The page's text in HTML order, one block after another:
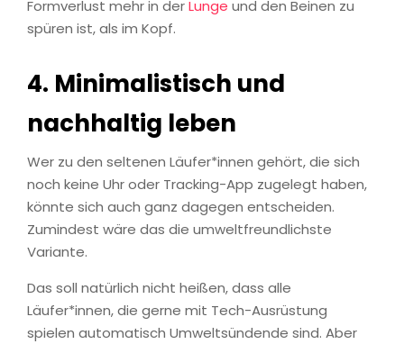
Formverlust mehr in derLunge und den Beinen zu
spüren ist, als im Kopf.
4. Minimalistisch und
nachhaltig leben
Wer zu den seltenen Läufer*innen gehört, die sich
noch keine Uhr oder Tracking-App zugelegt haben,
könnte sich auch ganz dagegen entscheiden.
Zumindest wäre das die umweltfreundlichste
Variante.
Das soll natürlich nicht heißen, dass alle
Läufer*innen, die gerne mit Tech-Ausrüstung
spielen automatisch Umweltsündende sind. Aber